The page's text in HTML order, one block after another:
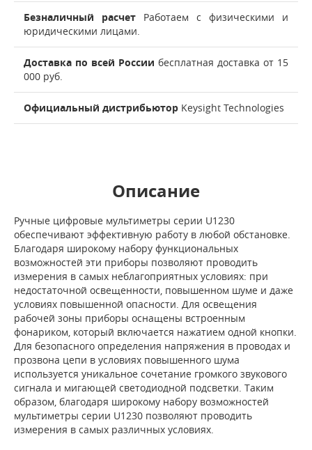
Безналичный расчет Работаем с физическими и
юридическими лицами.
Доставка по всей России бесплатная доставка от 15
000 руб.
Официальный дистрибьютор Keysight Technologies
Описание
Ручные цифровые мультиметры серии U1230
обеспечивают эффективную работу в любой обстановке.
Благодаря широкому набору функциональных
возможностей эти приборы позволяют проводить
измерения в самых неблагоприятных условиях: при
недостаточной освещенности, повышенном шуме и даже
условиях повышенной опасности. Для освещения
рабочей зоны приборы оснащены встроенным
фонариком, который включается нажатием одной кнопки.
Для безопасного определения напряжения в проводах и
прозвона цепи в условиях повышенного шума
используется уникальное сочетание громкого звукового
сигнала и мигающей светодиодной подсветки. Таким
образом, благодаря широкому набору возможностей
мультиметры серии U1230 позволяют проводить
измерения в самых различных условиях.